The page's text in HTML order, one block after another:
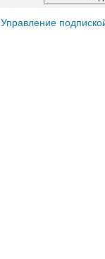
Управление